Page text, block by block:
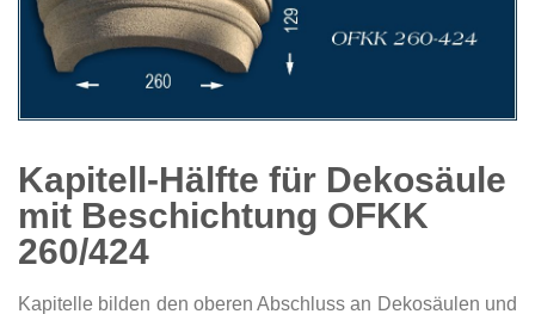
Kapitell-Hälfte für Dekosäule
mit Beschichtung OFKK
260/424
Kapitelle bilden den oberen Abschluss an Dekosäulen und